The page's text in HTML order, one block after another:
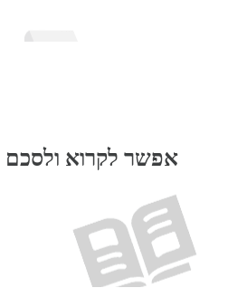
אפשר לקרוא ולסכם